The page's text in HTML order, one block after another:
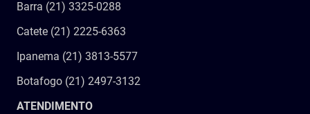
Barra (21) 3325-0288
Catete (21) 2225-6363
Ipanema (21) 3813-5577
Botafogo (21) 2497-3132
ATENDIMENTO